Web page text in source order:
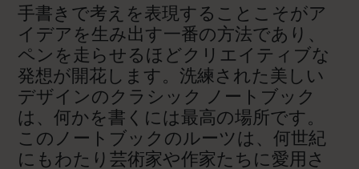
手書きで考えを表現することこそがア
イデアを生み出す一番の方法であり、
ペンを走らせるほどクリエイティブな
発想が開花します。洗練された美しい
デザインのクラシック ノートブック
は、何かを書くには最高の場所です。
このノートブックのルーツは、何世紀
にもわたり芸術家や作家たちに愛用さ